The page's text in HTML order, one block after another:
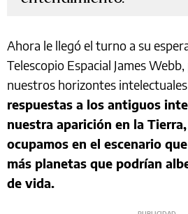
Ahora le llegó el turno a su
Telescopio Espacial James
nuestros horizontes
respuestas a los antiguos
nuestra aparición en la
ocupamos en el escenario
más planetas que podrían
de vida.